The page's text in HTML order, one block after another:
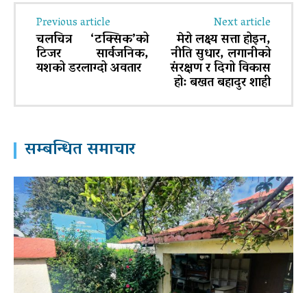
Previous article
चलचित्र ‘टक्सिक’को
टिजर सार्वजनिक,
यशको डरलाग्दो अवतार
Next article
मेरो लक्ष्य सत्ता होइन,
नीति सुधार, लगानीको
संरक्षण र दिगो विकास
हो: बखत बहादुर शाही
सम्बन्धित समाचार